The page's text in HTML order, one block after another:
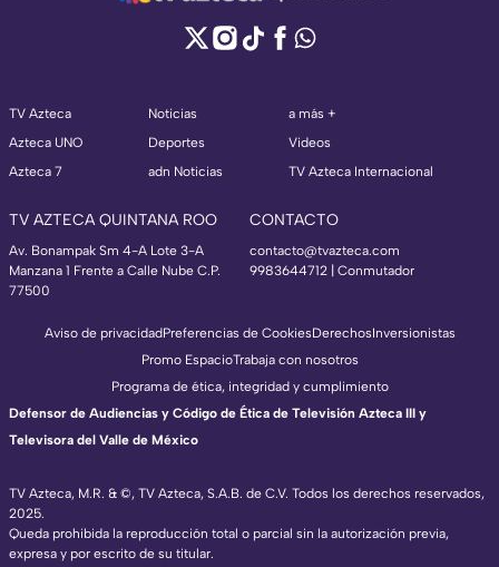
TV Azteca
Azteca UNO
Azteca 7
Noticias
Deportes
adn Noticias
a más +
Videos
TV Azteca Internacional
TV AZTECA QUINTANA ROO
Av. Bonampak Sm 4-A Lote 3-A
Manzana 1 Frente a Calle Nube C.P.
77500
CONTACTO
contacto@tvazteca.com
9983644712 | Conmutador
TV Azteca, M.R. & ©, TV Azteca, S.A.B. de C.V. Todos los derechos reservados,
2025.
Queda prohibida la reproducción total o parcial sin la autorización previa,
expresa y por escrito de su titular.
Aviso de privacidadPreferencias de CookiesDerechosInversionistas
Promo EspacioTrabaja con nosotros
Programa de ética, integridad y cumplimiento
Defensor de Audiencias y Código de Ética de Televisión Azteca III y
Televisora del Valle de México